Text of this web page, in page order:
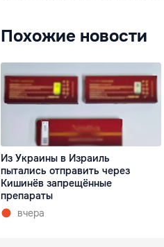
Похожие новости
Из Украины в Израиль
пытались отправить через
Кишинёв запрещённые
препараты
вчера